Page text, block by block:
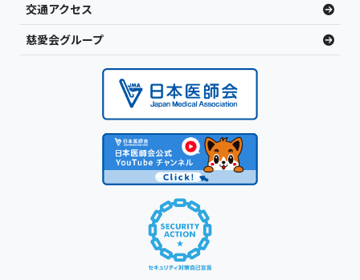
交通アクセス
慈愛会グループ